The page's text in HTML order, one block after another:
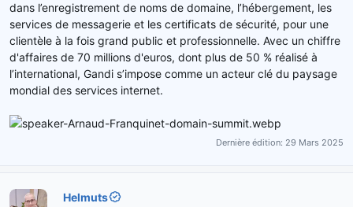
dans l’enregistrement de noms de domaine, l’hébergement, les
services de messagerie et les certificats de sécurité, pour une
clientèle à la fois grand public et professionnelle. Avec un chiffre
d'affaires de 70 millions d'euros, dont plus de 50 % réalisé à
l’international, Gandi s’impose comme un acteur clé du paysage
mondial des services internet.
Dernière édition: 29 Mars 2025
Helmuts